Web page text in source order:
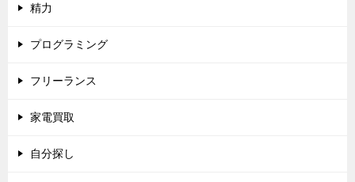
精力
プログラミング
フリーランス
家電買取
自分探し